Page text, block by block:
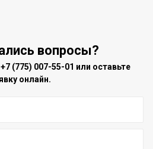
вопросы?
+7 (775) 007-55-01 или оставьте
онлайн.